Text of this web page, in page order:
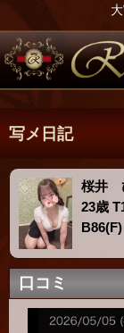
写メ日記
桜井
23歳
口コミ